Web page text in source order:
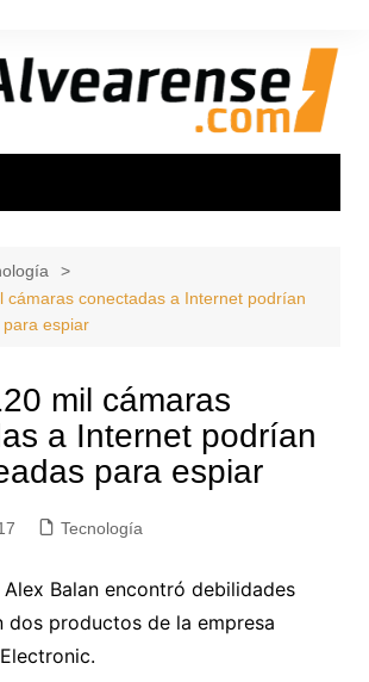
cámaras conectadas a Internet podrían
espiar
mil cámaras
a Internet podrían
para espiar
Tecnología
Balan encontró debilidades
dos productos de la empresa